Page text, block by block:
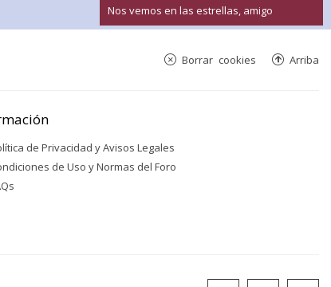
Nos vemos en las estrellas, amigo
Arriba
Borrar cookies
de Privacidad y Avisos Legales
de Uso y Normas del Foro